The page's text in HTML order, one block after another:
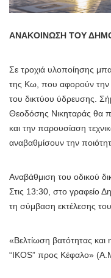
ANAKOINΩΣΗ ΤΟΥ
Σε τροχιά υλοποίησης
της Κω, που αφορούν την
του δικτύου ύδρευσης.
Θεοδόσης Νικηταράς θα
και την παρουσίαση
αναβαθμίσουν την
Αναβάθμιση του οδικού
Στις 13:30, στο γραφείο
τη σύμβαση εκτέλεσης
«Βελτίωση βατότητας
“IKOS” προς Κέφαλο»